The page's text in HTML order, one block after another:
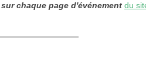
chaque page d'événement du